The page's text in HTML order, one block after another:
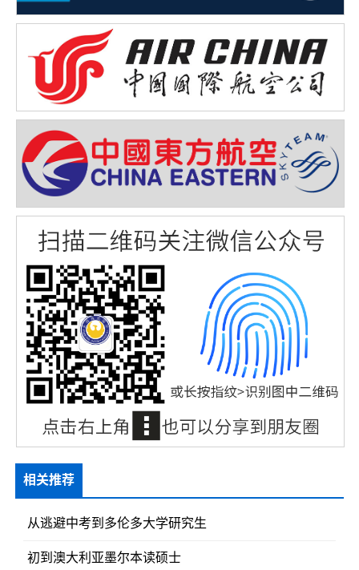
相关推荐
从逃避中考到多伦多大学研究生
初到澳大利亚墨尔本读硕士